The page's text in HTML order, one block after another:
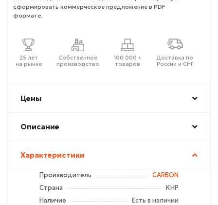
сформировать коммерческое предложение в PDF
формате.
25 лет
на рынке
Собственное
производство
100 000 +
товаров
Доставка по
России и СНГ
Цены
Описание
Характеристики
Производитель
CARBON
Страна
КНР
Наличие
Есть в наличии